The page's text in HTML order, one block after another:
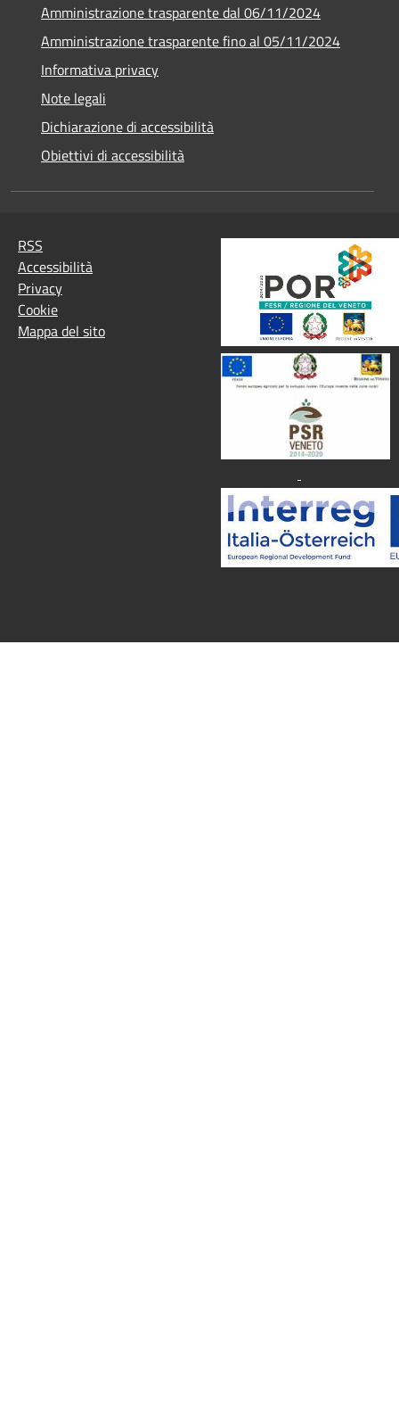
Amministrazione trasparente dal 06/11/2024
Amministrazione trasparente fino al 05/11/2024
Informativa privacy
Note legali
Dichiarazione di accessibilità
Obiettivi di accessibilità
RSS
Accessibilità
Privacy
Cookie
Mappa del sito